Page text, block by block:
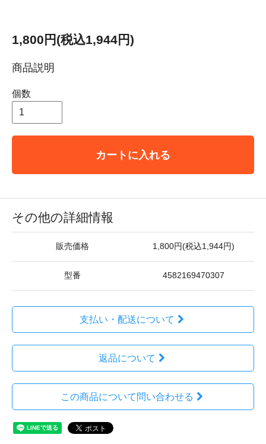
1,800円(税込1,944円)
商品説明
個数
カートに入れる
その他の詳細情報
販売価格 1,800円(税込1,944円)
型番 4582169470307
支払い・配送について
返品について
この商品について問い合わせる